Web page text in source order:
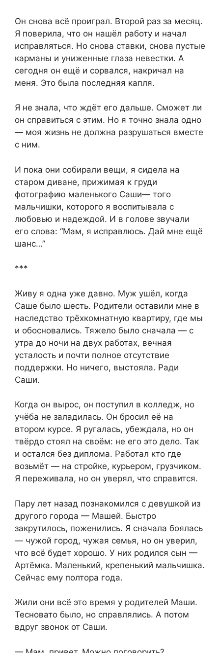
Он снова всё проиграл. Второй раз за месяц.
Я поверила, что он нашёл работу и начал
исправляться. Но снова ставки, снова пустые
карманы и униженные глаза невестки. А
сегодня он ещё и сорвался, накричал на
меня. Это была последняя капля.
Я не знала, что ждёт его дальше. Сможет ли
он справиться с этим. Но я точно знала одно
— моя жизнь не должна разрушаться вместе
с ним.
И пока они собирали вещи, я сидела на
старом диване, прижимая к груди
фотографию маленького Саши— того
мальчишки, которого я воспитывала с
любовью и надеждой. И в голове звучали
его слова: “Мам, я исправлюсь. Дай мне ещё
шанс…”
***
Живу я одна уже давно. Муж ушёл, когда
Саше было шесть. Родители оставили мне в
наследство трёхкомнатную квартиру, где мы
и обосновались. Тяжело было сначала — с
утра до ночи на двух работах, вечная
усталость и почти полное отсутствие
поддержки. Но ничего, выстояла. Ради
Саши.
Когда он вырос, он поступил в колледж, но
учёба не заладилась. Он бросил её на
втором курсе. Я ругалась, убеждала, но он
твёрдо стоял на своём: не его это дело. Так
и остался без диплома. Работал кто где
возьмёт — на стройке, курьером, грузчиком.
Я переживала, но он уверял, что справится.
Пару лет назад познакомился с девушкой из
другого города — Машей. Быстро
закрутилось, поженились. Я сначала боялась
— чужой город, чужая семья, но он уверил,
что всё будет хорошо. У них родился сын —
Артёмка. Маленький, крепенький мальчишка.
Сейчас ему полтора года.
Жили они всё это время у родителей Маши.
Тесновато было, но справлялись. А потом
вдруг звонок от Саши.